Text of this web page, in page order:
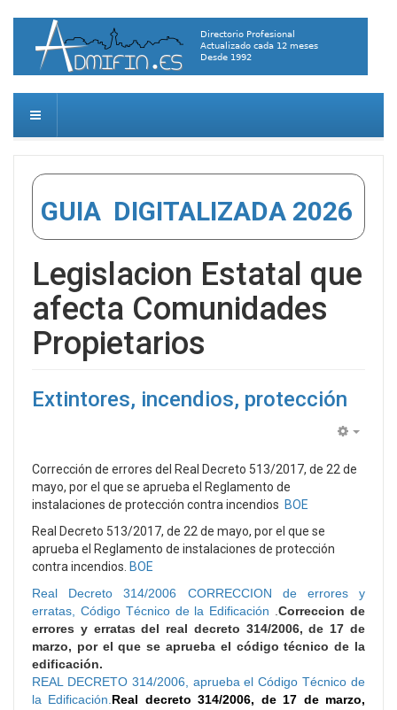
GUIA DIGITALIZADA 2026
Legislacion Estatal que
afecta Comunidades
Propietarios
Extintores, incendios, protección
Corrección de errores del Real Decreto 513/2017, de 22 de
mayo, por el que se aprueba el Reglamento de
instalaciones de protección contra incendios BOE
Real Decreto 513/2017, de 22 de mayo, por el que se
aprueba el Reglamento de instalaciones de protección
contra incendios. BOE
Real Decreto 314/2006 CORRECCION de errores y
erratas, Código Técnico de la Edificación
.Correccion de
errores y erratas del real decreto 314/2006, de 17 de
marzo, por el que se aprueba el código técnico de la
edificación.
REAL DECRETO 314/2006, aprueba el Código Técnico de
la Edificación. Real decreto 314/2006, de 17 de marzo,